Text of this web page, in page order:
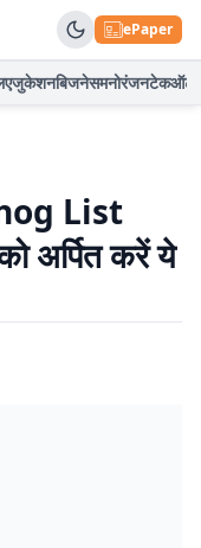
ePaper
एजुकेशनबिजनेसमनोरंजनटेकऑटो
List
अर्पित करें ये